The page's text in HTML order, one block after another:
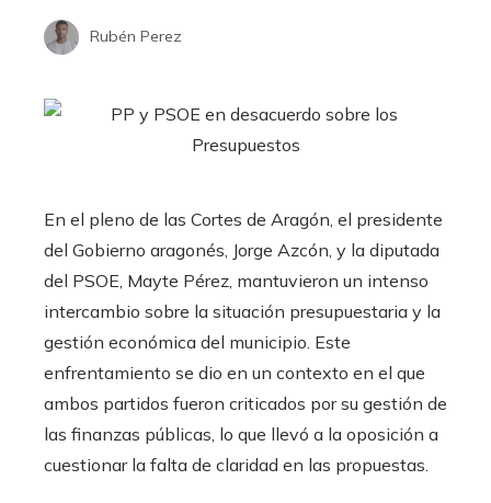
Rubén Perez
En el pleno de las Cortes de Aragón, el presidente
del Gobierno aragonés, Jorge Azcón, y la diputada
del PSOE, Mayte Pérez, mantuvieron un intenso
intercambio sobre la situación presupuestaria y la
gestión económica del municipio. Este
enfrentamiento se dio en un contexto en el que
ambos partidos fueron criticados por su gestión de
las finanzas públicas, lo que llevó a la oposición a
cuestionar la falta de claridad en las propuestas.